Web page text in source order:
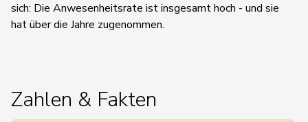
sich: Die Anwesenheitsrate ist insgesamt hoch - und sie
hat über die Jahre zugenommen.
Zahlen & Fakten